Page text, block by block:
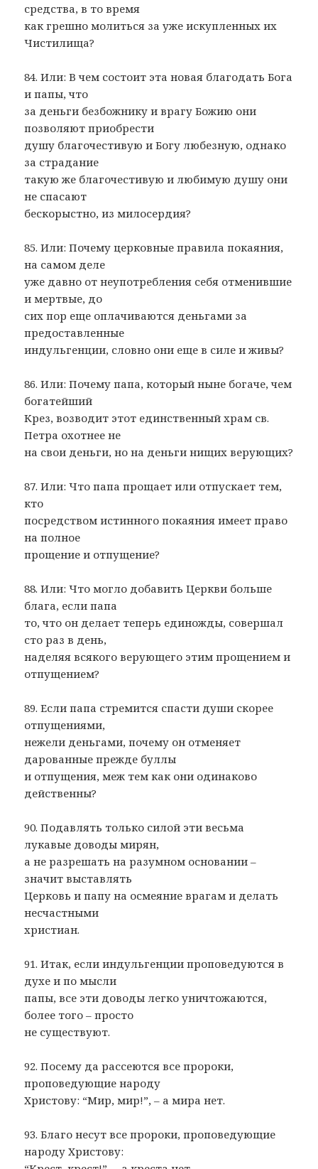
средства, в то время
как грешно молиться за уже искупленных их
Чистилища?
84. Или: В чем состоит эта новая благодать Бога
и папы, что
за деньги безбожнику и врагу Божию они
позволяют приобрести
душу благочестивую и Богу любезную, однако
за страдание
такую же благочестивую и любимую душу они
не спасают
бескорыстно, из милосердия?
85. Или: Почему церковные правила покаяния,
на самом деле
уже давно от неупотребления себя отменившие
и мертвые, до
сих пор еще оплачиваются деньгами за
предоставленные
индульгенции, словно они еще в силе и живы?
86. Или: Почему папа, который ныне богаче, чем
богатейший
Крез, возводит этот единственный храм св.
Петра охотнее не
на свои деньги, но на деньги нищих верующих?
87. Или: Что папа прощает или отпускает тем,
кто
посредством истинного покаяния имеет право
на полное
прощение и отпущение?
88. Или: Что могло добавить Церкви больше
блага, если папа
то, что он делает теперь единожды, совершал
сто раз в день,
наделяя всякого верующего этим прощением и
отпущением?
89. Если папа стремится спасти души скорее
отпущениями,
нежели деньгами, почему он отменяет
дарованные прежде буллы
и отпущения, меж тем как они одинаково
действенны?
90. Подавлять только силой эти весьма
лукавые доводы мирян,
а не разрешать на разумном основании –
значит выставлять
Церковь и папу на осмеяние врагам и делать
несчастными
христиан.
91. Итак, если индульгенции проповедуются в
духе и по мысли
папы, все эти доводы легко уничтожаются,
более того – просто
не существуют.
92. Посему да рассеются все пророки,
проповедующие народу
Христову: “Мир, мир!”, – а мира нет.
93. Благо несут все пророки, проповедующие
народу Христову: